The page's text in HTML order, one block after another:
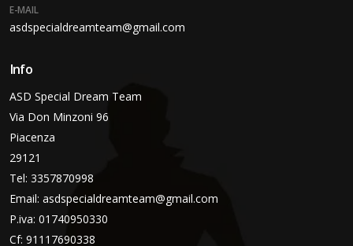
E-MAIL
asdspecialdreamteam@gmail.com
Info
ASD Special Dream Team
Via Don Minzoni 96
Piacenza
29121
Tel: 3357870998
Email: asdspecialdreamteam@gmail.com
P.iva: 01740950330
Cf: 91117690338